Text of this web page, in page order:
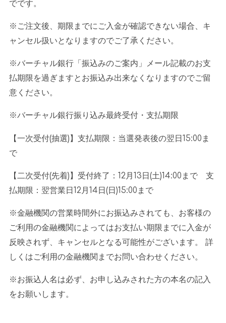
でです。
※ご注文後、期限までにご入金が確認できない場合、キ
ャンセル扱いとなりますのでご了承ください。
※バーチャル銀行「振込みのご案内」メール記載のお支
払期限を過ぎますとお振込み出来なくなりますのでご留
意ください。
※バーチャル銀行振り込み最終受付・支払期限
【一次受付(抽選) 】支払期限：当選発表後の翌日 15:00 ま
で
【二次受付(先着) 】受付終了： 12月 13 日 (土)14:00 まで 支
払期限：翌営業日 12月 14 日 (日 )15:00 まで
※金融機関の営業時間外にお振込みされても、お客様の
ご利用の金融機関によってはお支払い期限までに入金が
反映されず、キャンセルとなる可能性がございます。 詳
しくはご利用の金融機関までお問い合わせください。
※お振込人名は必ず、お申し込みされた方の本名の記入
をお願いします。